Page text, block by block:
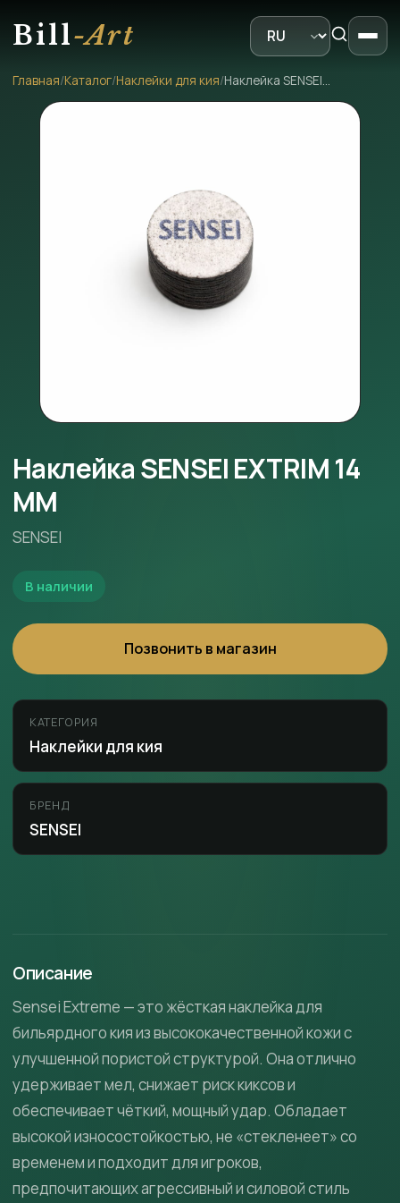
Bill-Art
Главная/Каталог/Наклейки для кия/ Наклейка SENSEI EXTRIM 14 MM
Наклейка SENSEI EXTRIM 14
MM
SENSEI
В наличии
Позвонить в магазин
КАТЕГОРИЯ
Наклейки для кия
БРЕНД
SENSEI
Описание
Sensei Extreme — это жёсткая наклейка для
бильярдного кия из высококачественной кожи с
улучшенной пористой структурой. Она отлично
удерживает мел, снижает риск киксов и
обеспечивает чёткий, мощный удар. Обладает
высокой износостойкостью, не «стекленеет» со
временем и подходит для игроков,
предпочитающих агрессивный и силовой стиль